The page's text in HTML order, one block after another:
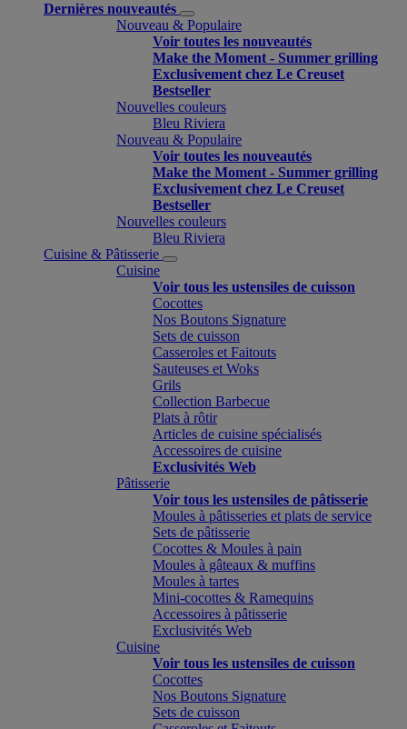
Dernières nouveautés
Nouveau & Populaire
Voir toutes les nouveautés
Make the Moment - Summer grilling
Exclusivement chez Le Creuset
Bestseller
Nouvelles couleurs
Bleu Riviera
Nouveau & Populaire
Voir toutes les nouveautés
Make the Moment - Summer grilling
Exclusivement chez Le Creuset
Bestseller
Nouvelles couleurs
Bleu Riviera
Cuisine & Pâtisserie
Cuisine
Voir tous les ustensiles de cuisson
Cocottes
Nos Boutons Signature
Sets de cuisson
Casseroles et Faitouts
Sauteuses et Woks
Grils
Collection Barbecue
Plats à rôtir
Articles de cuisine spécialisés
Accessoires de cuisine
Exclusivités Web
Pâtisserie
Voir tous les ustensiles de pâtisserie
Moules à pâtisseries et plats de service
Sets de pâtisserie
Cocottes & Moules à pain
Moules à gâteaux & muffins
Moules à tartes
Mini-cocottes & Ramequins
Accessoires à pâtisserie
Exclusivités Web
Cuisine
Voir tous les ustensiles de cuisson
Cocottes
Nos Boutons Signature
Sets de cuisson